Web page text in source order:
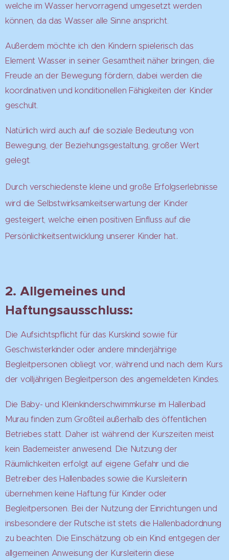
welche im Wasser hervorragend umgesetzt werden
können, da das Wasser alle Sinne anspricht.
Außerdem möchte ich den Kindern spielerisch das
Element Wasser in seiner Gesamtheit näher bringen, die
Freude an der Bewegung fördern, dabei werden die
koordinativen und konditionellen Fähigkeiten der Kinder
geschult.
Natürlich wird auch auf die soziale Bedeutung von
Bewegung, der Beziehungsgestaltung, großer Wert
gelegt.
Durch verschiedenste kleine und große Erfolgserlebnisse
wird die Selbstwirksamkeitserwartung der Kinder
gesteigert, welche einen positiven Einfluss auf die
Persönlichkeitsentwicklung unserer Kinder hat.
2. Allgemeines und
Haftungsausschluss:
Die Aufsichtspflicht für das Kurskind sowie für
Geschwisterkinder oder andere minderjährige
Begleitpersonen obliegt vor, während und nach dem Kurs
der volljährigen Begleitperson des angemeldeten Kindes.
Die Baby- und Kleinkinderschwimmkurse im Hallenbad
Murau finden zum Großteil außerhalb des öffentlichen
Betriebes statt. Daher ist während der Kurszeiten meist
kein Bademeister anwesend. Die Nutzung der
Räumlichkeiten erfolgt auf eigene Gefahr und die
Betreiber des Hallenbades sowie die Kursleiterin
übernehmen keine Haftung für Kinder oder
Begleitpersonen. Bei der Nutzung der Einrichtungen und
insbesondere der Rutsche ist stets die Hallenbadordnung
zu beachten. Die Einschätzung ob ein Kind entgegen der
allgemeinen Anweisung der Kursleiterin diese